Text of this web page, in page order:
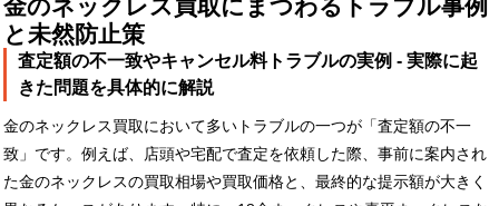
金のネックレス買取にまつわるトラブル事例
と未然防止策
査定額の不一致やキャンセル料トラブルの実例 - 実際に起
きた問題を具体的に解説
金のネックレス買取において多いトラブルの一つが「査定額の不一
致」です。例えば、店頭や宅配で査定を依頼した際、事前に案内され
た金のネックレスの買取相場や買取価格と、最終的な提示額が大きく